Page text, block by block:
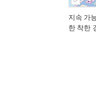
지속 가
한 착한